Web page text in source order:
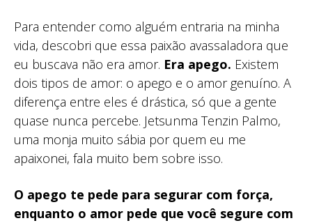
Para entender como alguém entraria na minha
vida, descobri que essa paixão avassaladora que
eu buscava não era amor. Era apego. Existem
dois tipos de amor: o apego e o amor genuíno. A
diferença entre eles é drástica, só que a gente
quase nunca percebe. Jetsunma Tenzin Palmo,
uma monja muito sábia por quem eu me
apaixonei, fala muito bem sobre isso.
O apego te pede para segurar com força,
enquanto o amor pede que você segure com